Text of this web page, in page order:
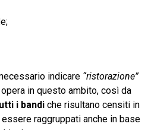
indicare “ristorazione”
in questo ambito, così da
i bandi che risultano censiti in
raggruppati anche in base